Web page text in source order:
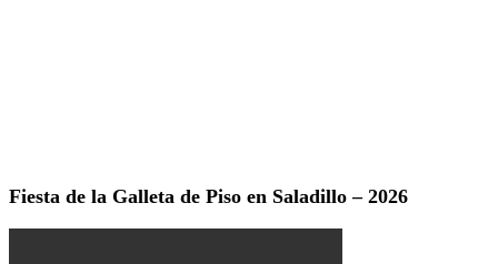
Fiesta de la Galleta de Piso en Saladillo – 2026